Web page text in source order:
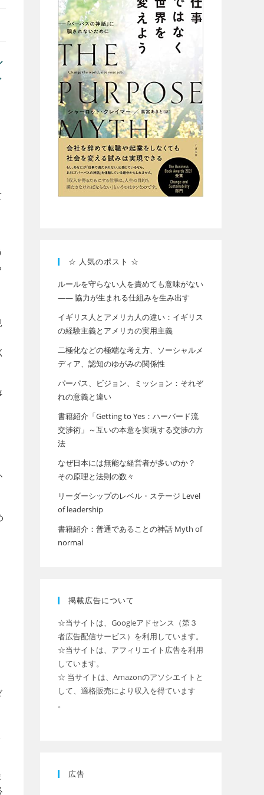
☆ 人気のポスト ☆
ルールを守らない人を責めても意味がない
—— 協力が生まれる仕組みを生み出す
イギリス人とアメリカ人の違い：イギリス
の経験主義とアメリカの実用主義
二極化などの極端な考え方、ソーシャルメ
ディア、認知のゆがみの関係性
パーパス、ビジョン、ミッション：それぞ
れの意義と違い
書籍紹介「Getting to Yes：ハーバード流
交渉術」～互いの本意を実現する交渉の方
法
なぜ日本には無能な経営者が多いのか？
その原理と法則の数々
リーダーシップのレベル・ステージ Level
of leadership
書籍紹介：普通であることの神話 Myth of
normal
掲載広告について
☆当サイトは、Googleアドセンス（第３
者広告配信サービス）を利用しています。
☆当サイトは、アフィリエイト広告を利用
しています。
☆ 当サイトは、Amazonのアソシエイトと
して、適格販売により収入を得ています
。
広告